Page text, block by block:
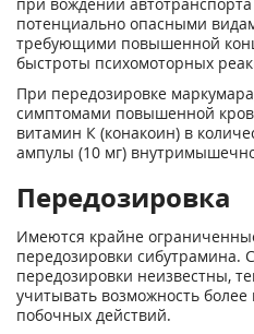
потенциально опасными
требующими повышенной
быстроты психомоторных
При передозировке
симптомами повышенной
витамин К (конакоин) в
ампулы (10 мг)
Передозировка
Имеются крайне
передозировки сибутрамина.
передозировки неизвестны,
учитывать возможность
побочных действий.